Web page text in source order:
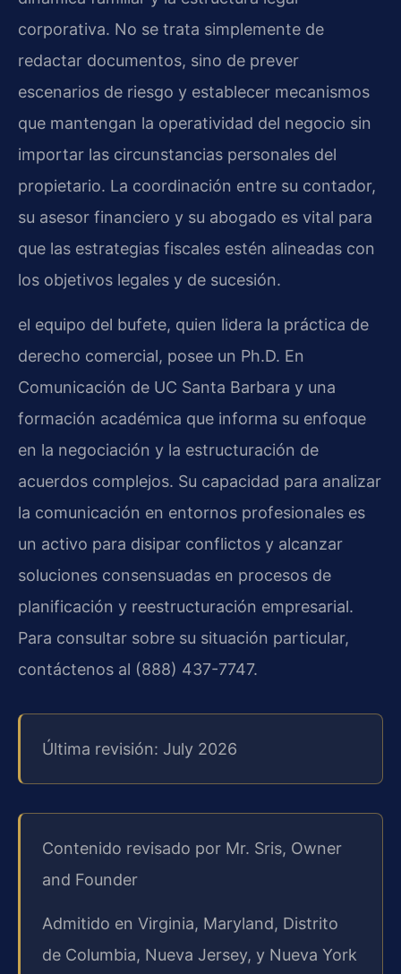
corporativa. No se trata simplemente de
redactar documentos, sino de prever
escenarios de riesgo y establecer mecanismos
que mantengan la operatividad del negocio sin
importar las circunstancias personales del
propietario. La coordinación entre su contador,
su asesor financiero y su abogado es vital para
que las estrategias fiscales estén alineadas con
los objetivos legales y de sucesión.
el equipo del bufete, quien lidera la práctica de
derecho comercial, posee un Ph.D. En
Comunicación de UC Santa Barbara y una
formación académica que informa su enfoque
en la negociación y la estructuración de
acuerdos complejos. Su capacidad para analizar
la comunicación en entornos profesionales es
un activo para disipar conflictos y alcanzar
soluciones consensuadas en procesos de
planificación y reestructuración empresarial.
Para consultar sobre su situación particular,
contáctenos al (888) 437-7747.
Última revisión: July 2026
Contenido revisado por Mr. Sris, Owner
and Founder
Admitido en Virginia, Maryland, Distrito
de Columbia, Nueva Jersey, y Nueva York